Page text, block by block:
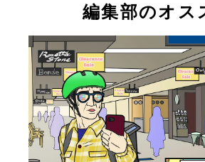
編集部のオス